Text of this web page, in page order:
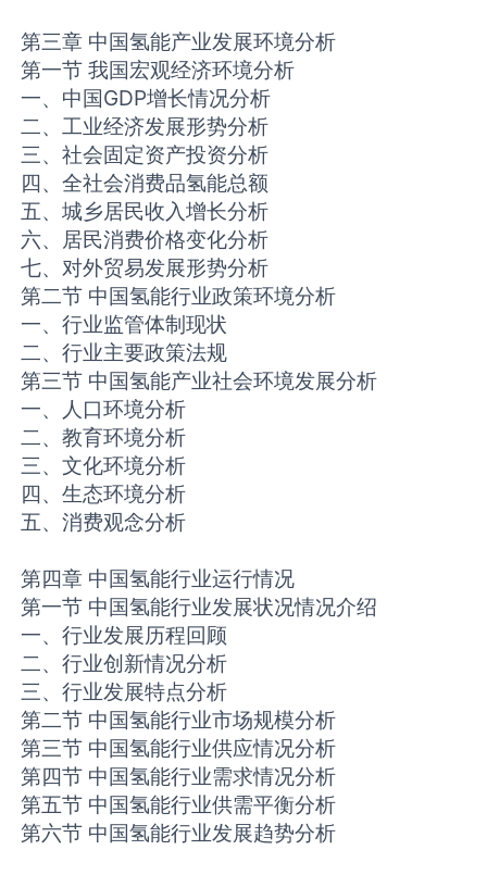
第三章 中国氢能产业发展环境分析
第一节 我国宏观经济环境分析
一、中国GDP增长情况分析
二、工业经济发展形势分析
三、社会固定资产投资分析
四、全社会消费品氢能总额
五、城乡居民收入增长分析
六、居民消费价格变化分析
七、对外贸易发展形势分析
第二节 中国氢能行业政策环境分析
一、行业监管体制现状
二、行业主要政策法规
第三节 中国氢能产业社会环境发展分析
一、人口环境分析
二、教育环境分析
三、文化环境分析
四、生态环境分析
五、消费观念分析
第四章 中国氢能行业运行情况
第一节 中国氢能行业发展状况情况介绍
一、行业发展历程回顾
二、行业创新情况分析
三、行业发展特点分析
第二节 中国氢能行业市场规模分析
第三节 中国氢能行业供应情况分析
第四节 中国氢能行业需求情况分析
第五节 中国氢能行业供需平衡分析
第六节 中国氢能行业发展趋势分析